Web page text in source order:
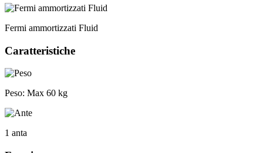
Fermi ammortizzati Fluid
Caratteristiche
Peso: Max 60 kg
1 anta